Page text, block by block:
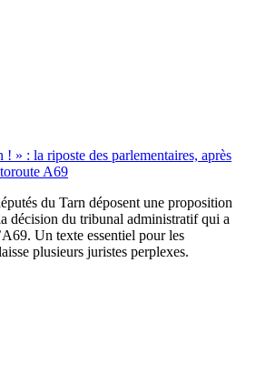
» : la riposte des parlementaires, après
A69
du Tarn déposent une proposition
décision du tribunal administratif qui a
Un texte essentiel pour les
plusieurs juristes perplexes.